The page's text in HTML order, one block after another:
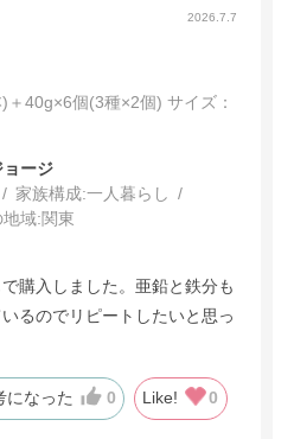
2026.7.7
＋40g×6個(3種×2個) サイズ：
ージ
家族構成:一人暮らし
域:関東
購入しました。亜鉛と鉄分も
るのでリピートしたいと思っ
になった 0 Like! 0